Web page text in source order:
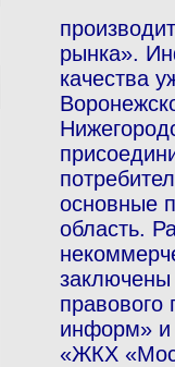
рынка».
качества
основные
область.
правового
информ»
«ЖКХ